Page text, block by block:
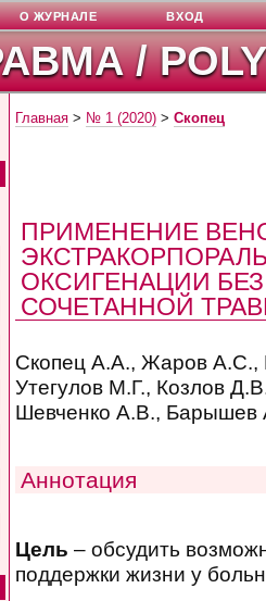
/
О ЖУРНАЛЕ ВХОД
Главная > № 1 (2020) >Скопец
ПРИМЕНЕНИЕ
ОКСИГЕНАЦИИ
СОЧЕТАННОЙ
Скопец А.А., Жаров
Утегулов М.Г., Козлов
Шевченко А.В., Барышев
Аннотация
Цель – обсудить
поддержки жизни у